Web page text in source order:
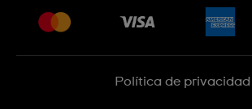
Empleo
Sitemap
Política de privacidad